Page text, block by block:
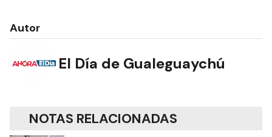
Autor
El Día de Gualeguaychú
NOTAS RELACIONADAS